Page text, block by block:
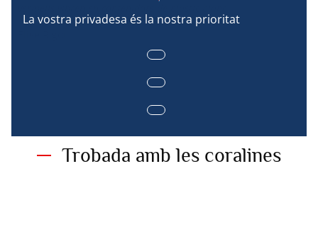
Trobada amb les coralines